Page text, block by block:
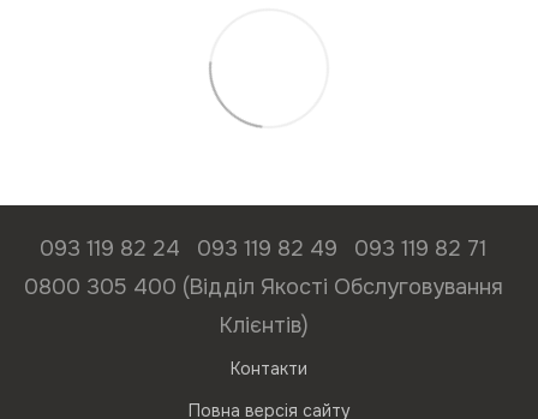
093 119 82 24 093 119 82 49
093 119 82 71
0800 305 400 (Відділ Якості Обслуговування
Клієнтів)
Контакти
Повна версія сайту